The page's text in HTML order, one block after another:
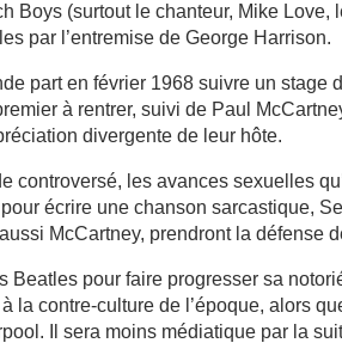
Boys (surtout le chanteur, Mike Love,
par l’entremise de George Harrison.
part en février 1968 suivre un stage
à rentrer, suivi de Paul
divergente de leur hôte.
controversé, les avances sexuelles
écrire une chanson sarcastique,
McCartney, prendront la défense
Beatles pour faire progresser sa
la contre-culture de l’époque, alors
Il sera moins médiatique par la